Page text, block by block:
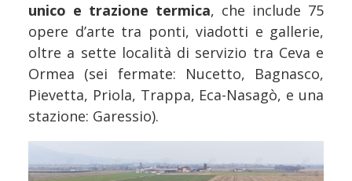
unico e trazione termica, che include 75
opere d’arte tra ponti, viadotti e gallerie,
oltre a sette località di servizio tra Ceva e
Ormea (sei fermate: Nucetto, Bagnasco,
Pievetta, Priola, Trappa, Eca-Nasagò, e una
stazione: Garessio).